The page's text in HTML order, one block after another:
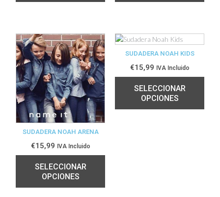
SUDADERA NOAH ARENA
€15,99 IVA Incluido
SELECCIONAR
OPCIONES
SUDADERA NOAH KIDS
€15,99 IVA Incluido
SELECCIONAR
OPCIONES